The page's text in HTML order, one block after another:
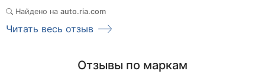
Найдено на auto.ria.com
Читать весь отзыв
Отзывы по маркам